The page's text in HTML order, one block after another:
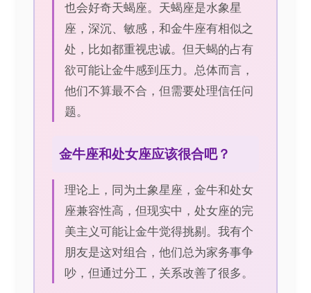
也会好奇天蝎座。天蝎座是水象星
座，深沉、敏感，和金牛座有相似之
处，比如都重视忠诚。但天蝎的占有
欲可能让金牛感到压力。总体而言，
他们不算最不合，但需要处理信任问
题。
金牛座和处女座应该很合吧？
理论上，同为土象星座，金牛和处女
座兼容性高，但现实中，处女座的完
美主义可能让金牛觉得挑剔。我有个
朋友是这对组合，他们总为家务事争
吵，但通过分工，关系改善了很多。